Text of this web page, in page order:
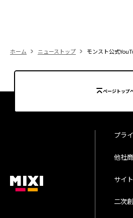
ホーム ニューストップ モンスト公式
ページトップ
プラ
他社
サイ
二次